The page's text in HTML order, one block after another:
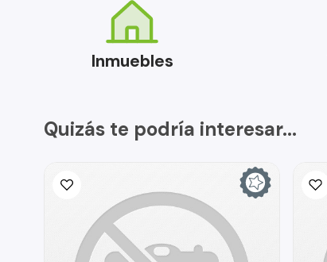
Inmuebles
Quizás te podría interesar...